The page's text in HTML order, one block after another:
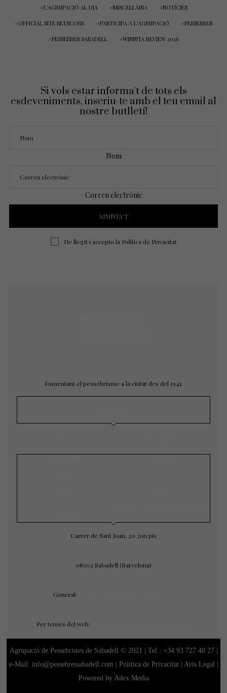
L'AGRUPACIÓ AL DIA MISCEL·LÀNIA NOTÍCIES
OFFICIAL SITE BETSCORE PARTICIPA A L'AGRUPACIÓ PESSEBRES
PESSEBRES SABADELL WINNITA REVIEW 2026
Si vols estar informa't de tots els
esdeveniments, inscriu-te amb el teu email al
nostre butlletí!
Nom
Correu electrònic
He llegit i accepto la Política de Privacitat
Fomentant el pessebrisme a la ciutat des del 1941.
Exposicions Concursos
Carrer de Sant Joan, 20 2on pis
08202 Sabadell (Barcelona)
General:
Per temes del web:
Agrupació de Pessebristes de Sabadell © 2021 | Tel.: +34 93 727 48 27|
e-Mail: info@pessebressabadell.com | Política de Privacitat| Avís Legal
Powered by Adex Media